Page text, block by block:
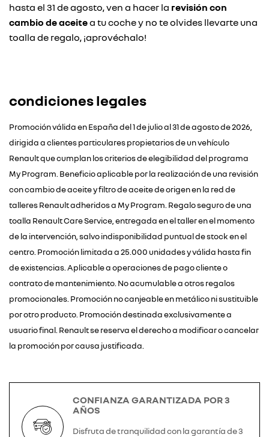
hasta el 31 de agosto, ven a hacer la revisión con
cambio de aceitea tu coche y no te olvides llevarte una
toalla de regalo, ¡aprovéchalo!
condiciones legales
Promoción válida en España del 1 de julio al 31 de agosto de 2026,
dirigida a clientes particulares propietarios de un vehículo
Renault que cumplan los criterios de elegibilidad del programa
My Program. Beneficio aplicable por la realización de una revisión
con cambio de aceite y filtro de aceite de origen en la red de
talleres Renault adheridos a My Program. Regalo seguro de una
toalla Renault Care Service, entregada en el taller en el momento
de la intervención, salvo indisponibilidad puntual de stock en el
centro. Promoción limitada a 25.000 unidades y válida hasta fin
de existencias. Aplicable a operaciones de pago cliente o
contrato de mantenimiento. No acumulable a otros regalos
promocionales. Promoción no canjeable en metálico ni sustituible
por otro producto. Promoción destinada exclusivamente a
usuario final. Renault se reserva el derecho a modificar o cancelar
la promoción por causa justificada.
CONFIANZA GARANTIZADA POR 3
AÑOS
Disfruta de tranquilidad con la garantía de 3